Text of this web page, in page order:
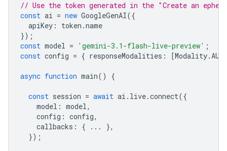
// Use the token generated in the "Create an
const ai = new GoogleGenAI({
apiKey : token .name
});
const model = 'gemini-3.1-flash-live-preview' ;
const config = { responseModalities : [Modality.
async function main() {
const session = await ai . live.connect({
model : model,
config : config,
callbacks : { ...
},
});